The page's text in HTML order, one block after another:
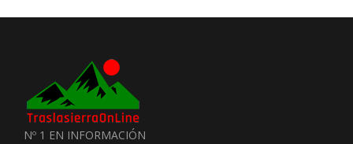
Nº 1 EN INFORMACIÓN